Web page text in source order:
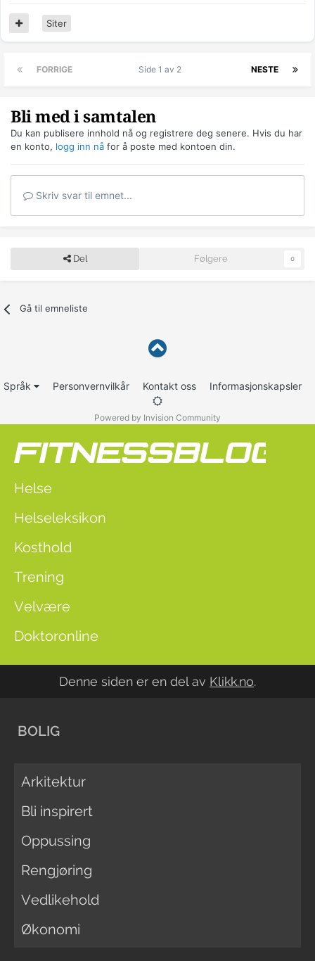
Siter
FORRIGE NESTE
Side 1 av 2
Bli med i samtalen
Du kan publisere innhold nå og registrere deg senere. Hvis du har
en konto, logg inn nå for å poste med kontoen din.
Skriv svar til emnet...
Del Følgere 0
Gå til emneliste
Språk Personvernvilkår Kontakt oss Informasjonskapsler
Powered by Invision Community
Helse
Helseleksikon
Kosthold
Trening
Velvære
Doktoronline
Denne siden er en del av Klikk.no.
BOLIG
Arkitektur
Bli inspirert
Oppussing
Rengjøring
Vedlikehold
Økonomi